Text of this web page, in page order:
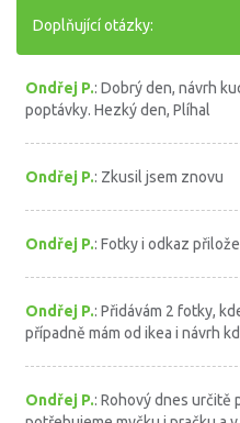
Doplňující otázky:
Ondřej P.: Dobrý den, návrh
poptávky. Hezký den, Plíhal
Ondřej P.: Zkusil jsem znovu
Ondřej P.: Fotky i odkaz
Ondřej P.: Přidávám 2 fotky,
případně mám od ikea i návrh
Ondřej P.: Rohový dnes určitě